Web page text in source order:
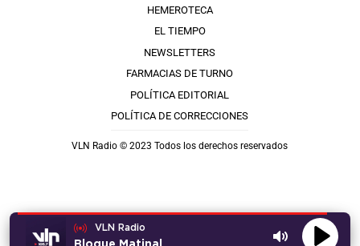
VLN Radio
Bloque Matinal
HEMEROTECA
EL TIEMPO
NEWSLETTERS
FARMACIAS DE TURNO
POLÍTICA EDITORIAL
POLÍTICA DE CORRECCIONES
VLN Radio © 2023 Todos los derechos reservados